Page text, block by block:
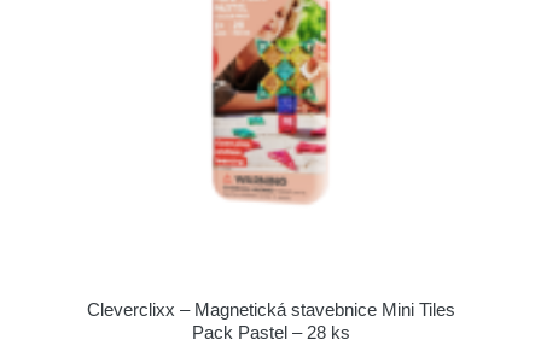
Cleverclixx – Magnetická stavebnice Mini Tiles
Pack Pastel – 28 ks